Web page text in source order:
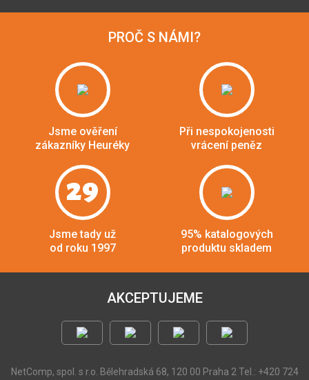
PROČ S NÁMI?
Jsme ověření
zákazníky Heuréky
Při nespokojenosti
vrácení peněz
29
Jsme tady už
od roku 1997
95% katalogových
produktu skladem
AKCEPTUJEME
NetComp, spol. s r.o. Bělehradská 68, 120 00 Praha 2 Tel.: +420 724